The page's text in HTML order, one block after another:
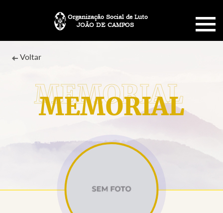
JOÃO DE CAMPOS
Organização Social de Luto
SOBRE NÓS
PLANO FUNERÁRIO
MENSAGENS
MEMORIAL
Voltar